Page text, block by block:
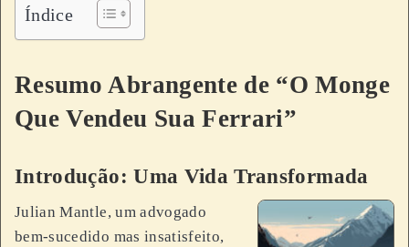
Índice
Resumo Abrangente de “O Monge
Que Vendeu Sua Ferrari”
Introdução: Uma Vida Transformada
Julian Mantle, um advogado
bem-sucedido mas insatisfeito,